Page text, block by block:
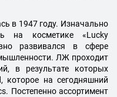
в 1947 году. Изначально
на косметике «Lucky
развивался в сфере
ЛЖ проходит
в результате которых
которое на сегодняшний
Постепенно ассортимент